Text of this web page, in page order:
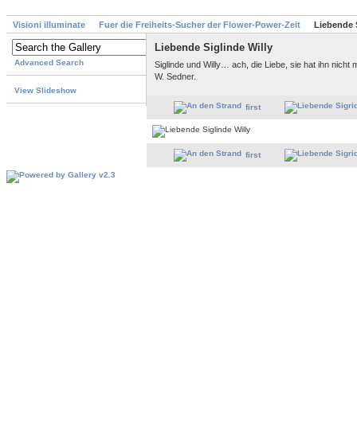
Visioni illuminate Fuer die Freiheits-Sucher der Flower-Power-Zeit Liebende
Advanced Search
View Slideshow
Liebende Siglinde Willy
Siglinde und Willy… ach, die Liebe, sie hat ihn
W. Sedner.
first
first